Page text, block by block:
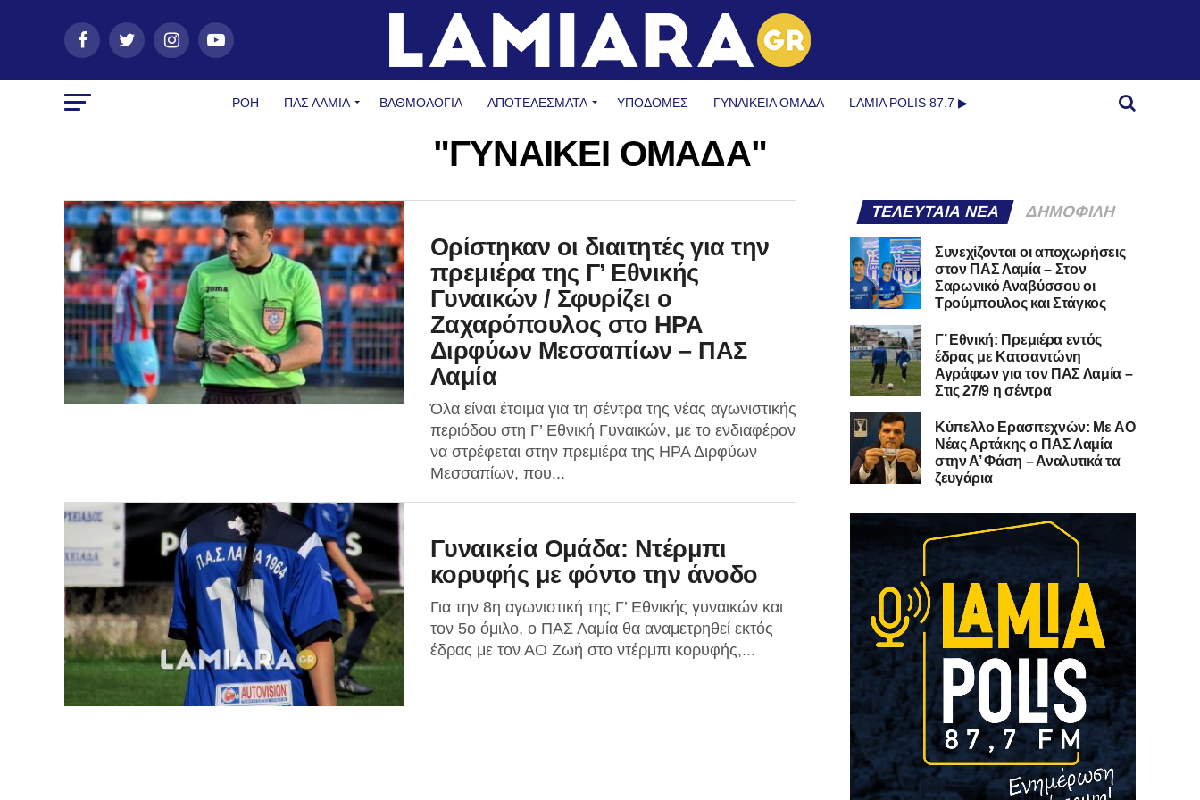
ΡΟΗ ΠΑΣ ΛΑΜΊΑ ΒΑΘΜΟΛΟΓΙΑ ΑΠΟΤΕΛΕΣΜΑΤΑ ΥΠΟΔΟΜΈΣ ΓΥΝΑΙΚΕΊΑ ΟΜΆΔΑ LAMIA POLIS 87.7 ▶︎
"ΓΥΝΑΙΚΕΙ ΟΜΑΔΑ"
Ορίστηκαν οι διαιτητές για την
πρεμιέρα της Γ’ Εθνικής
Γυναικών / Σφυρίζει ο
Ζαχαρόπουλος στο ΗΡΑ
Διρφύων Μεσσαπίων – ΠΑΣ
Λαμία
Όλα είναι έτοιμα για τη σέντρα της νέας αγωνιστικής
περιόδου στη Γ’ Εθνική Γυναικών, με το ενδιαφέρον
να στρέφεται στην πρεμιέρα της ΗΡΑ Διρφύων
Μεσσαπίων, που...
Γυναικεία Ομάδα: Ντέρμπι
κορυφής με φόντο την άνοδο
Για την 8η αγωνιστική της Γ’ Εθνικής γυναικών και
τον 5ο όμιλο, ο ΠΑΣ Λαμία θα αναμετρηθεί εκτός
έδρας με τον ΑΟ Ζωή στο ντέρμπι κορυφής,...
ΤΕΛΕΥΤΑΊΑ ΝΈΑ ΔΗΜΟΦΙΛΉ
Συνεχίζονται οι αποχωρήσεις
στον ΠΑΣ Λαμία – Στον
Σαρωνικό Αναβύσσου οι
Τρούμπουλος και Στάγκος
Γ’ Εθνική: Πρεμιέρα εντός
έδρας με Κατσαντώνη
Αγράφων για τον ΠΑΣ Λαμία –
Στις 27/9 η σέντρα
Kύπελλο Ερασιτεχνών: Με AO
Nέας Αρτάκης ο ΠΑΣ Λαμία
στην Α’ Φάση – Αναλυτικά τα
ζευγάρια